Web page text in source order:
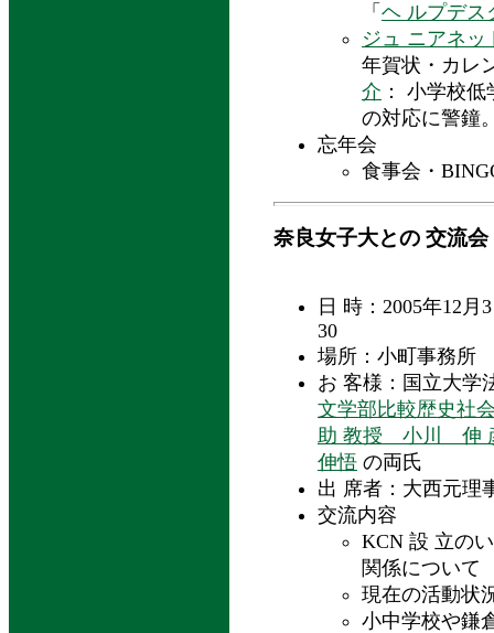
「 ヘ ルプデス
ジュ ニアネッ
年賀状・カレ
介 ： 小学校
の対応に警鐘
忘年会
食事会・
奈良女子大との 交流会
日 時：2005年12月
30
場所：小町事務所
お 客様：国立大
文学部比較歴史社
助 教授 小川 伸
伸悟 の両氏
出 席者：大西元
交流内容
KCN 設 立の
関係について
現在の活動状
小中学校や鎌